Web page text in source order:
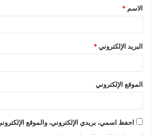
*
الاسم *
البريد الإلكتروني*
الموقع الإلكتروني
احفظ اسمي، بريدي الإلكتروني، والموقع